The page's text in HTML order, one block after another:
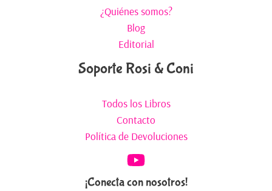
¿Quiénes somos?
Blog
Editorial
Soporte Rosi & Coni
Todos los Libros
Contacto
Política de Devoluciones
¡Conecta con nosotros!